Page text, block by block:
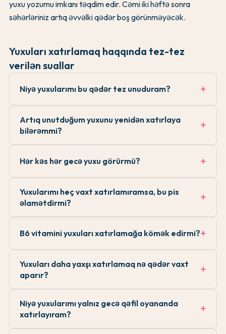
yuxu yozumu imkanı təqdim edir. Cəmi iki həftə sonra
səhərləriniz artıq əvvəlki qədər boş görünməyəcək.
Yuxuları xatırlamaq haqqında tez-tez
verilən suallar
Niyə yuxularımı bu qədər tez unuduram?
Artıq unutduğum yuxunu yenidən xatırlaya
bilərəmmi?
Hər kəs hər gecə yuxu görürmü?
Yuxularımı heç vaxt xatırlamıramsa, bu pis
əlamətdirmi?
B6 vitamini yuxuları xatırlamağa kömək edirmi?
Yuxuları daha yaxşı xatırlamaq nə qədər vaxt
aparır?
Niyə yuxularımı yalnız gecə qəfil oyananda
xatırlayıram?